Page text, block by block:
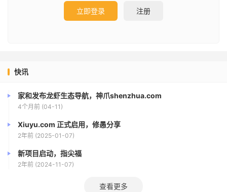
立即登录 注册
快讯
家和发布龙虾生态导航，神爪shenzhua.com
4个月前 (04-11)
Xiuyu.com 正式启用，修愚分享
2年前 (2025-01-07)
新项目启动，指尖福
2年前 (2024-11-07)
查看更多